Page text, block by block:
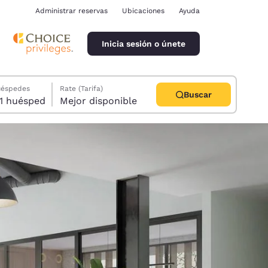
Administrar reservas Ubicaciones Ayuda
Inicia sesión o únete
1 habitación, 1 huésped
Rate (Tarifa)
Mejor disponible
Buscar